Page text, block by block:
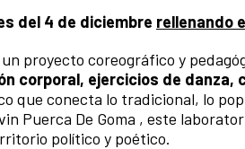
del 4 de diciembre rellenando
proyecto coreográfico y
corporal, ejercicios de
que conecta lo tradicional, lo
Puerca De Goma , este
político y poético.